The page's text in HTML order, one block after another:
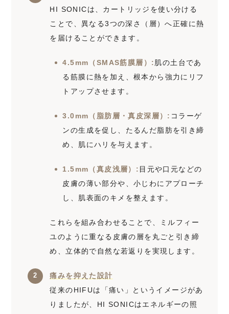
HI SONICは、カートリッジを使い分ける
ことで、異なる3つの深さ（層）へ正確に熱
を届けることができます。
4.5mm（SMAS筋膜層）: 肌の土台であ
る筋膜に熱を加え、根本から強力にリフ
トアップさせます。
3.0mm（脂肪層・真皮深層）: コラーゲ
ンの生成を促し、たるんだ脂肪を引き締
め、肌にハリを与えます。
1.5mm（真皮浅層）: 目元や口元などの
皮膚の薄い部分や、小じわにアプローチ
し、肌表面のキメを整えます。
これらを組み合わせることで、ミルフィー
ユのように重なる皮膚の層を丸ごと引き締
め、立体的で自然な若返りを実現します。
痛みを抑えた設計
従来のHIFUは「痛い」というイメージがあ
りましたが、HI SONICはエネルギーの照